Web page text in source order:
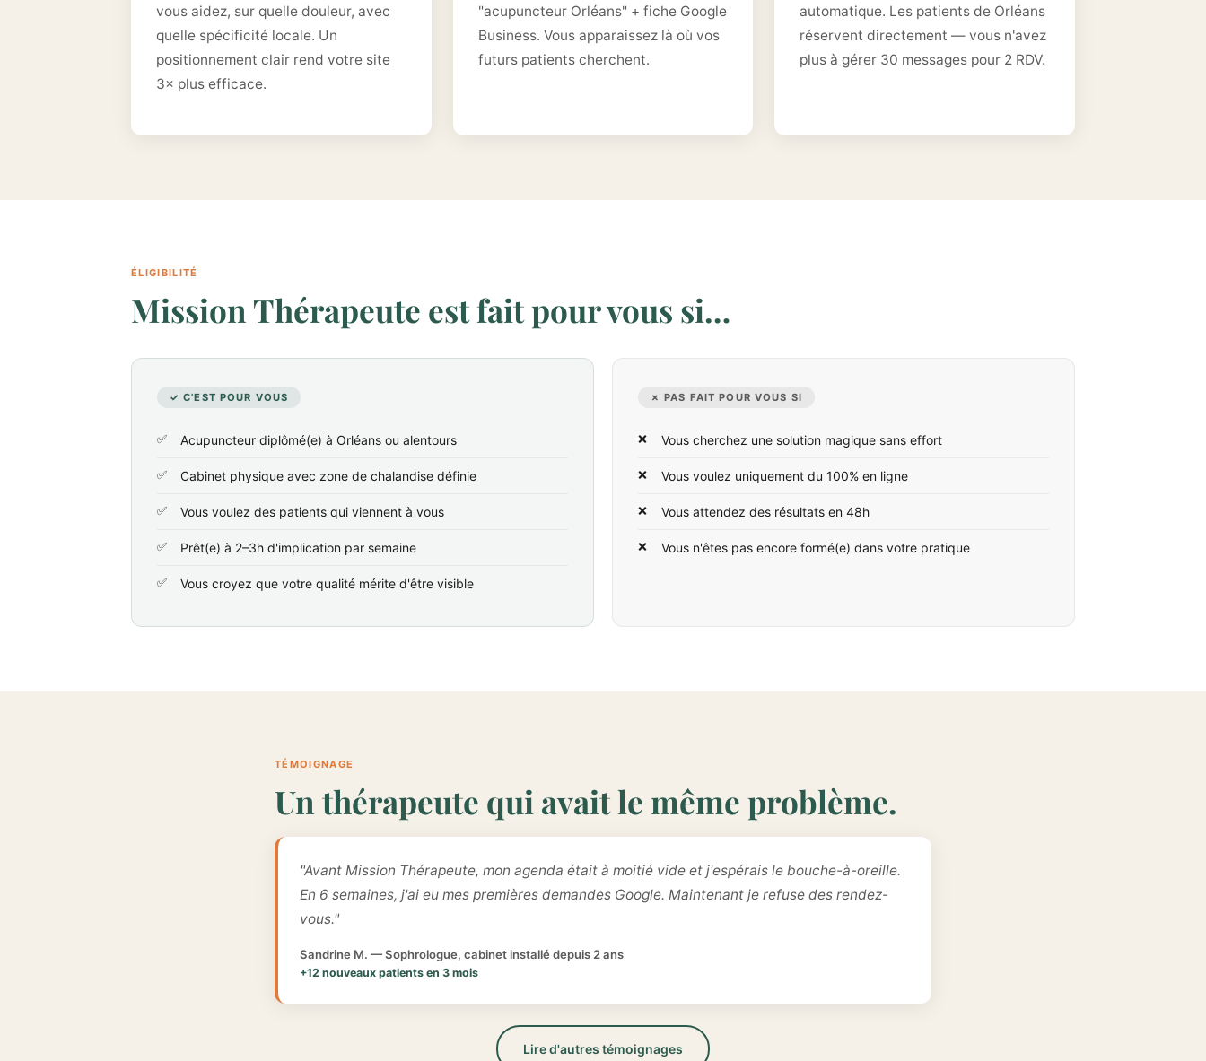
vous aidez, sur quelle douleur, avec
quelle spécificité locale. Un
positionnement clair rend votre site
3× plus efficace.
"acupuncteur Orléans" + fiche Google
Business. Vous apparaissez là où vos
futurs patients cherchent.
automatique. Les patients de Orléans
réservent directement — vous n'avez
plus à gérer 30 messages pour 2 RDV.
ÉLIGIBILITÉ
Mission Thérapeute est fait pour vous si…
✓ C'EST POUR VOUS
Acupuncteur diplômé(e) à Orléans ou alentours
Cabinet physique avec zone de chalandise définie
Vous voulez des patients qui viennent à vous
Prêt(e) à 2–3h d'implication par semaine
Vous croyez que votre qualité mérite d'être visible
✗ PAS FAIT POUR VOUS SI
Vous cherchez une solution magique sans effort
Vous voulez uniquement du 100% en ligne
Vous attendez des résultats en 48h
Vous n'êtes pas encore formé(e) dans votre pratique
TÉMOIGNAGE
Un thérapeute qui avait le même problème.
"Avant Mission Thérapeute, mon agenda était à moitié vide et j'espérais le bouche-à-oreille.
En 6 semaines, j'ai eu mes premières demandes Google. Maintenant je refuse des rendez-
vous."
Sandrine M. — Sophrologue, cabinet installé depuis 2 ans
+12 nouveaux patients en 3 mois
Lire d'autres témoignages